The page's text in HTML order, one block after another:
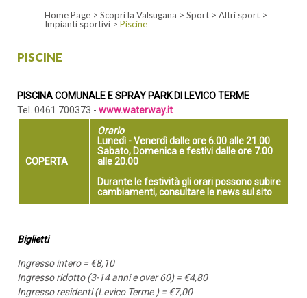
Home Page > Scopri la Valsugana > Sport > Altri sport >
Impianti sportivi > Piscine
PISCINE
PISCINA COMUNALE E SPRAY PARK DI LEVICO TERME
Tel. 0461 700373 - www.waterway.it
COPERTA
Orario
Lunedì - Venerdì dalle ore 6.00 alle 21.00
Sabato, Domenica e festivi dalle ore 7.00
alle 20.00
Durante le festività gli orari possono subire
cambiamenti, consultare le news sul sito
Biglietti
Ingresso intero = €8,10
Ingresso ridotto (3-14 anni e over 60) = €4,80
Ingresso residenti (Levico Terme ) = €7,00